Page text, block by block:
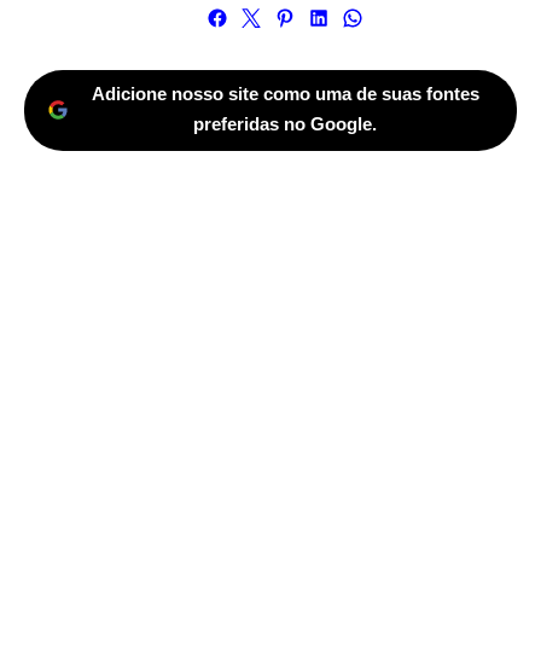
Adicione nosso site como uma de suas fontes
preferidas no Google.